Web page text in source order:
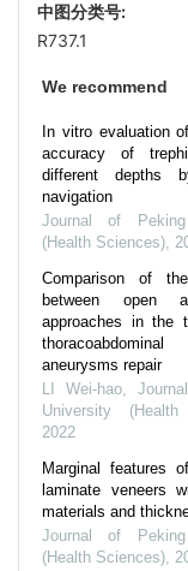
中图分类号:
R737.1
We recommend
In vitro evaluation
accuracy of
different depths
navigation
Journal of
(Health Sciences),
Comparison of
between open
approaches in the
aneurysms repair
LI Wei-hao,
University (Health
2022
Marginal features
laminate veneers
materials and
Journal of
(Health Sciences),